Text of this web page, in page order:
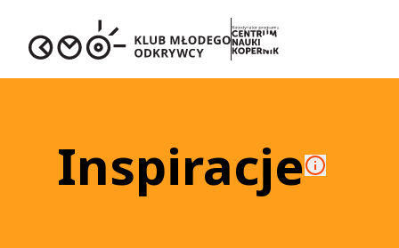
Inspiracje